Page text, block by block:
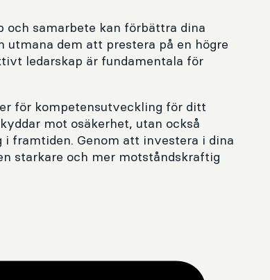
och samarbete kan förbättra dina
utmana dem att prestera på en högre
ledarskap är fundamentala för
för kompetensutveckling för ditt
mot osäkerhet, utan också
framtiden. Genom att investera i dina
starkare och mer motståndskraftig